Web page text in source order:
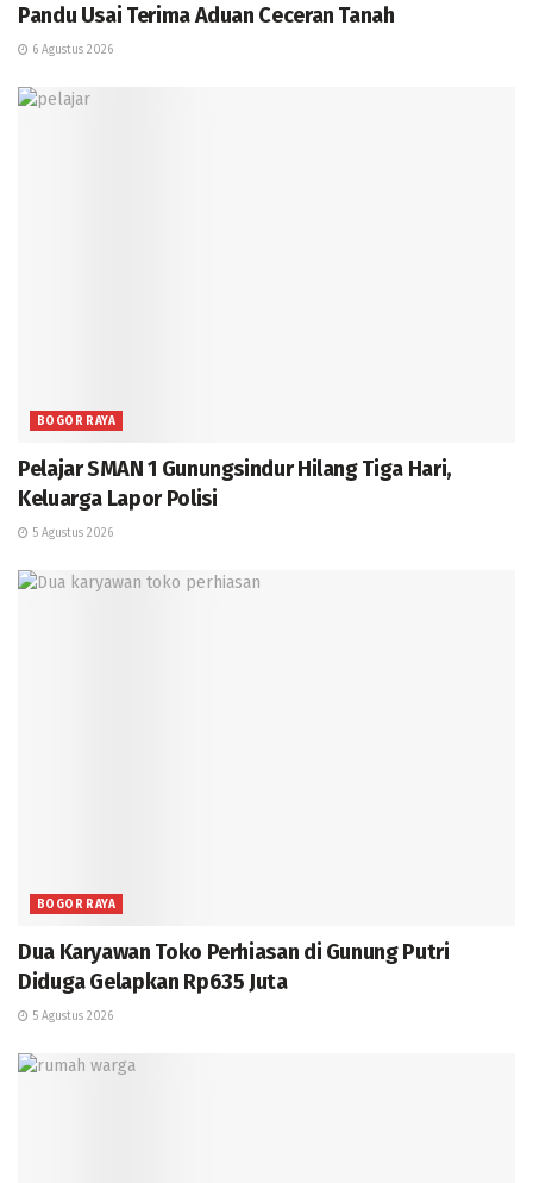
Pandu Usai Terima Aduan Ceceran Tanah
6 Agustus 2026
BOGOR RAYA
Pelajar SMAN 1 Gunungsindur Hilang Tiga Hari,
Keluarga Lapor Polisi
5 Agustus 2026
BOGOR RAYA
Dua Karyawan Toko Perhiasan di Gunung Putri
Diduga Gelapkan Rp635 Juta
5 Agustus 2026